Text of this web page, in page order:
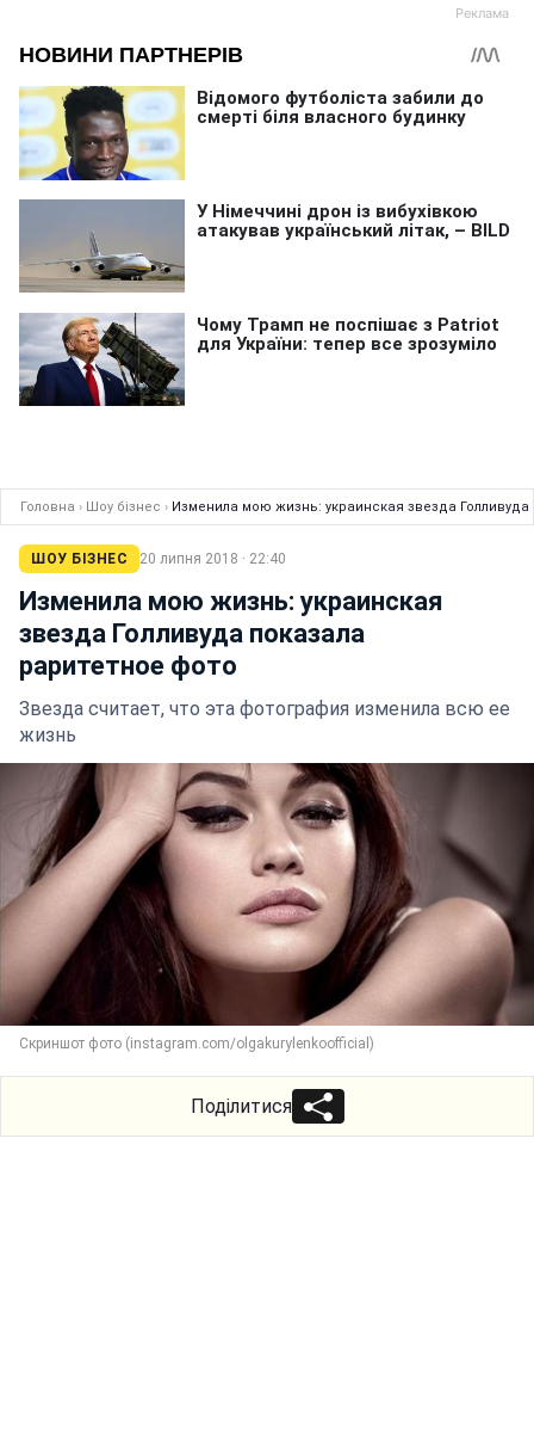
Головна › Шоу бізнес › Изменила мою жизнь: украинская звезда Голливуда
ШОУ БІЗНЕС 20 липня 2018 · 22:40
Изменила мою жизнь: украинская
звезда Голливуда показала
раритетное фото
Звезда считает, что эта фотография изменила всю ее
жизнь
Скриншот фото (instagram.com/olgakurylenkoofficial)
Поділитися